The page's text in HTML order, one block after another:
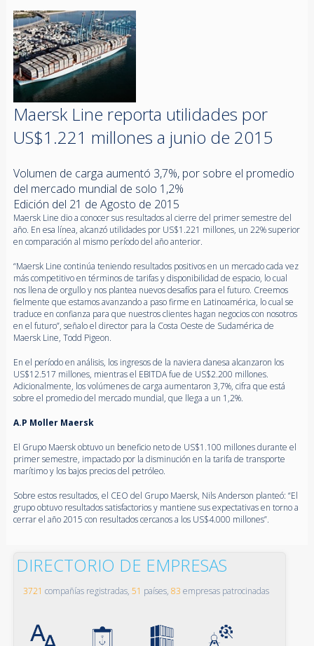
Maersk Line reporta utilidades por
US$1.221 millones a junio de 2015
Volumen de carga aumentó 3,7%, por sobre el promedio
del mercado mundial de solo 1,2%
Edición del 21 de Agosto de 2015
Maersk Line dio a conocer sus resultados al cierre del primer semestre del
año. En esa línea, alcanzó utilidades por US$1.221 millones, un 22% superior
en comparación al mismo período del año anterior.
“Maersk Line continúa teniendo resultados positivos en un mercado cada vez
más competitivo en términos de tarifas y disponibilidad de espacio, lo cual
nos llena de orgullo y nos plantea nuevos desafíos para el futuro. Creemos
fielmente que estamos avanzando a paso firme en Latinoamérica, lo cual se
traduce en confianza para que nuestros clientes hagan negocios con nosotros
en el futuro”, señalo el director para la Costa Oeste de Sudamérica de
Maersk Line, Todd Pigeon.
En el período en análisis, los ingresos de la naviera danesa alcanzaron los
US$12.517 millones, mientras el EBITDA fue de US$2.200 millones.
Adicionalmente, los volúmenes de carga aumentaron 3,7%, cifra que está
sobre el promedio del mercado mundial, que llega a un 1,2%.
A.P Moller Maersk
El Grupo Maersk obtuvo un beneficio neto de US$1.100 millones durante el
primer semestre, impactado por la disminución en la tarifa de transporte
marítimo y los bajos precios del petróleo.
Sobre estos resultados, el CEO del Grupo Maersk, Nils Anderson planteó: “El
grupo obtuvo resultados satisfactorios y mantiene sus expectativas en torno a
cerrar el año 2015 con resultados cercanos a los US$4.000 millones”.
DIRECTORIO DE EMPRESAS
3721 compañías registradas, 51 países, 83 empresas patrocinadas